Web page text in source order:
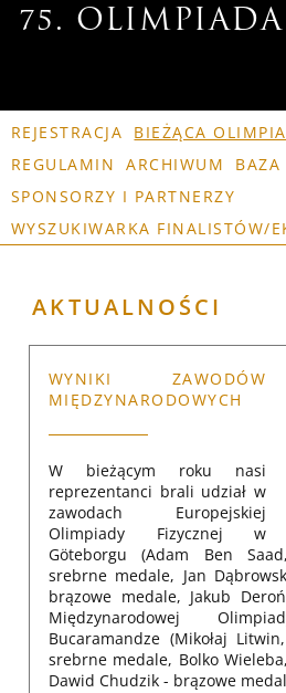
75.
REJESTRACJA BIEŻĄCA
REGULAMIN
ARCHIWUM
BAZA
SPONSORZY I PARTNERZY
WYSZUKIWARKA FINALISTÓW/
AKTUALNOŚCI
WYNIKI ZAWODÓW
MIĘDZYNARODOWYCH
W bieżącym roku nasi
reprezentanci brali udział w
zawodach Europejskiej
Olimpiady Fizycznej w
Göteborgu (Adam Ben
srebrne medale, Jan
brązowe medale, Jakub
Międzynarodowej
Bucaramandze (Mikołaj
srebrne medale, Bolko
Dawid Chudzik - brązowe